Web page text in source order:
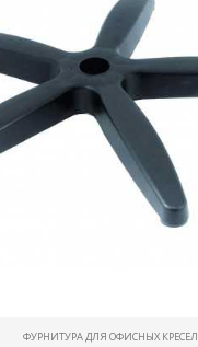
ФУРНИТУРА ДЛЯ ОФИСНЫХ КРЕСЕЛ